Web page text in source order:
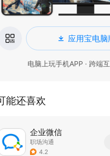
应用宝电脑
电脑上玩手机APP · 跨端
能还喜欢
企业微信
职场沟通
4.2